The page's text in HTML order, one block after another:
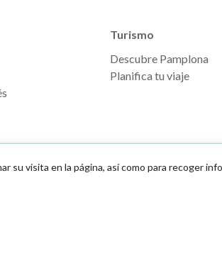
Turismo
Descubre Pamplona
Planifica tu viaje
visita en la página, así como para recoger